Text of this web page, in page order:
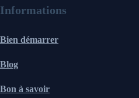
Informations
Bien démarrer
Blog
Bon à savoir